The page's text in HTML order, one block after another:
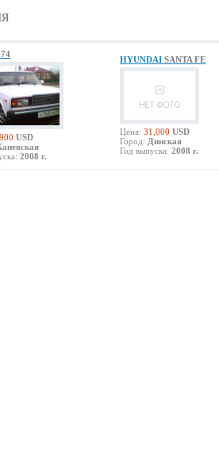
USD
2008 г.
HYUNDAI SANTA FE
Цена: 31,000 USD
Город: Динская
Год выпуска: 2008 г.